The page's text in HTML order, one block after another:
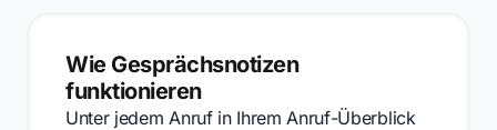
Wie Gesprächsnotizen
funktionieren
Unter jedem Anruf in Ihrem Anruf-Überblick